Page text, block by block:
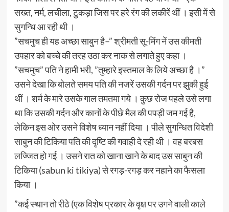
सख्त, नर्म, लचीला, टुकड़ा जिस पर हरे रंग की लकीरें थीं । इसी में से
सुगन्धि आ रही थी ।
”सचमुच ही यह अच्छा साबुन है–” श्रीमती सू-मिंग नें उस कीमती
उपहार को बच्चे की तरह उठा कर नाक से लगाते हुए कहा ।
”सचमुच” पति ने हामी भरी, ”तुम्हारे इस्तमाल के लिये अच्छा है ।”
उसने देखा कि बोलते समय पति की नजरें उसकी गर्दन पर झुकी हुई
थीं । शर्म के मारे उसके गाल तमतमा गये । कुछ रोज पहले उसे लगा
था कि उसकी गर्दन और कानों के पीछे मैल की पपड़ी जम गई है,
लेकिन इस ओर उसने विशेष ध्यान नहीं दिया । पीले सुगन्धित विदेशी
साबुन की टिकिया पति की दृष्टि की गवाही दे रही थी । वह बरबस
लज्जित हो गई । उसने रात को खाना खाने के बाद उस साबुन की
टिकिया (sabun ki tikiya) से रगड़-रगड़ कर नहाने का फैसला
किया ।
”कई स्थान तो रीठे (एक विशेष प्रकार के वृक्ष पर उगने वाली काले